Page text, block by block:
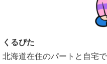
くるぴた
北海道在住のパートと自宅